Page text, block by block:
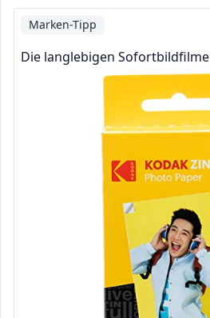
Marken-Tipp
Die langlebigen Sofortbildfilme